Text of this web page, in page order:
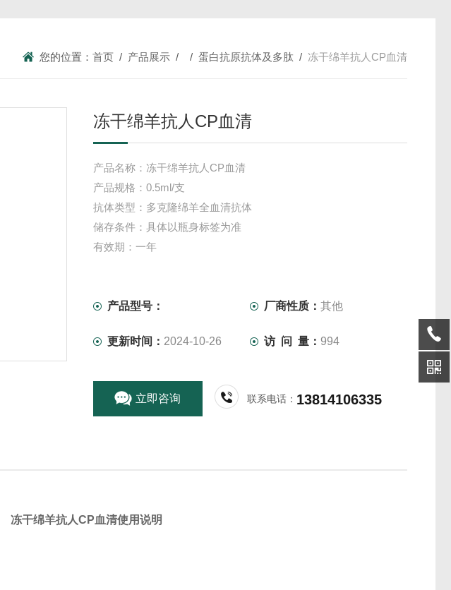
您的位置： 首页 / 产品展示 / / 蛋白抗原抗体及多肽 / 冻干绵羊抗人CP血清
冻干绵羊抗人CP血清
产品名称：冻干绵羊抗人CP血清
产品规格：0.5ml/支
抗体类型：多克隆绵羊全血清抗体
储存条件：具体以瓶身标签为准
有效期：一年
本产品仅供科研实验用，不做其它用途！
产品型号： 厂商性质：其他
更新时间： 2024-10-26 访 问 量： 994
立即咨询 联系电话： 13814106335
冻干绵羊抗人CP血清使用说明